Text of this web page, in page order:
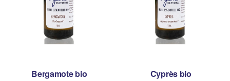
Bergamote bio Cyprès bio